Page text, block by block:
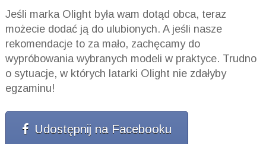
Jeśli marka Olight była wam dotąd obca, teraz
możecie dodać ją do ulubionych. A jeśli nasze
rekomendacje to za mało, zachęcamy do
wypróbowania wybranych modeli w praktyce. Trudno
o sytuacje, w których latarki Olight nie zdałyby
egzaminu!
Udostępnij na Facebooku